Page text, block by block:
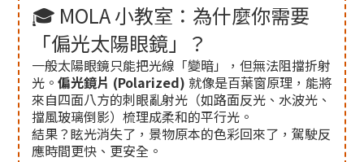
🎓 MOLA 小教室：為什麼你需要
「偏光太陽眼鏡」？
一般太陽眼鏡只能把光線「變暗」，但無法阻擋折射
光。 偏光鏡片 (Polarized) 就像是百葉窗原理，能將
來自四面八方的刺眼亂射光（如路面反光、水波光、
擋風玻璃倒影）梳理成柔和的平行光。
結果？眩光消失了，景物原本的色彩回來了，駕駛反
應時間更快、更安全。